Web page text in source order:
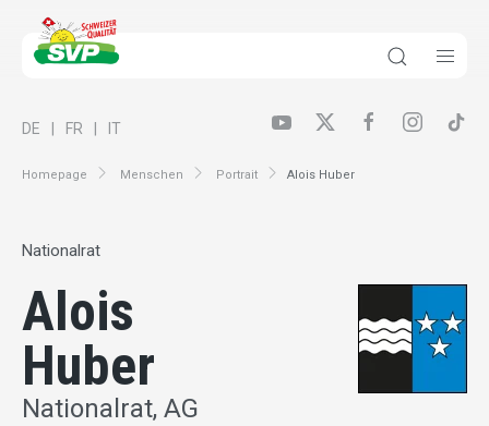
Homepage Menschen Portrait Alois Huber
DE FR IT
Nationalrat
Alois
Huber
Nationalrat, AG